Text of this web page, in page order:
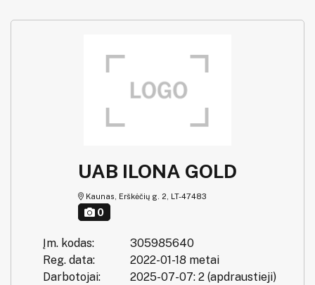
UAB ILONA GOLD
Kaunas, Erškėčių g. 2, LT-47483
0
Įm. kodas:
305985640
Reg. data:
2022-01-18 metai
Darbotojai:
2025-07-07: 2 (apdraustieji)